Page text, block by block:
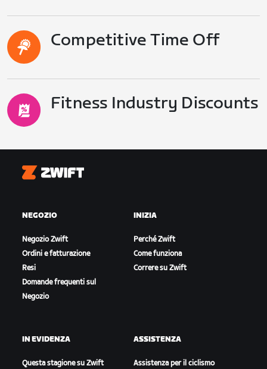
Competitive Time Off
Fitness Industry Discounts
Zwift
NEGOZIO
Negozio Zwift
Ordini e fatturazione
Resi
Domande frequenti sul
Negozio
INIZIA
Perché Zwift
Come funziona
Correre su Zwift
IN EVIDENZA
Questa stagione su Zwift
ASSISTENZA
Assistenza per il ciclismo